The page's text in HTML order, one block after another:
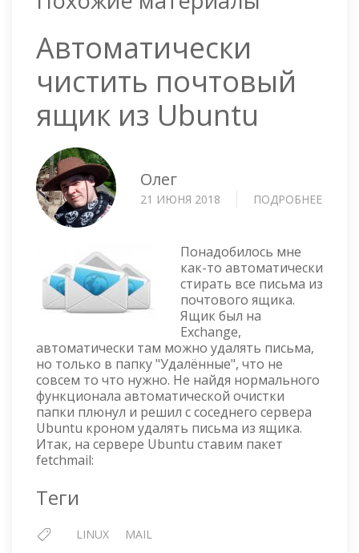
Автоматически
чистить почтовый
ящик из Ubuntu
Олег
21 ИЮНЯ 2018 ПОДРОБНЕЕ
Понадобилось мне
как-то автоматически
стирать все письма из
почтового ящика.
Ящик был на
Exchange,
автоматически там можно удалять письма,
но только в папку "Удалённые", что не
совсем то что нужно. Не найдя нормального
функционала автоматической очистки
папки плюнул и решил с соседнего сервера
Ubuntu кроном удалять письма из ящика.
Итак, на сервере Ubuntu ставим пакет
fetchmail:
Теги
LINUX MAIL